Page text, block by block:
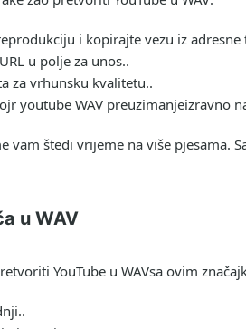
i kopirajte vezu iz adresne
u polje za unos..
za vrhunsku kvalitetu..
youtube WAV preuzimanjeizravno
štedi vrijeme na više pjesama.
u WAV
YouTube u WAVsa ovim